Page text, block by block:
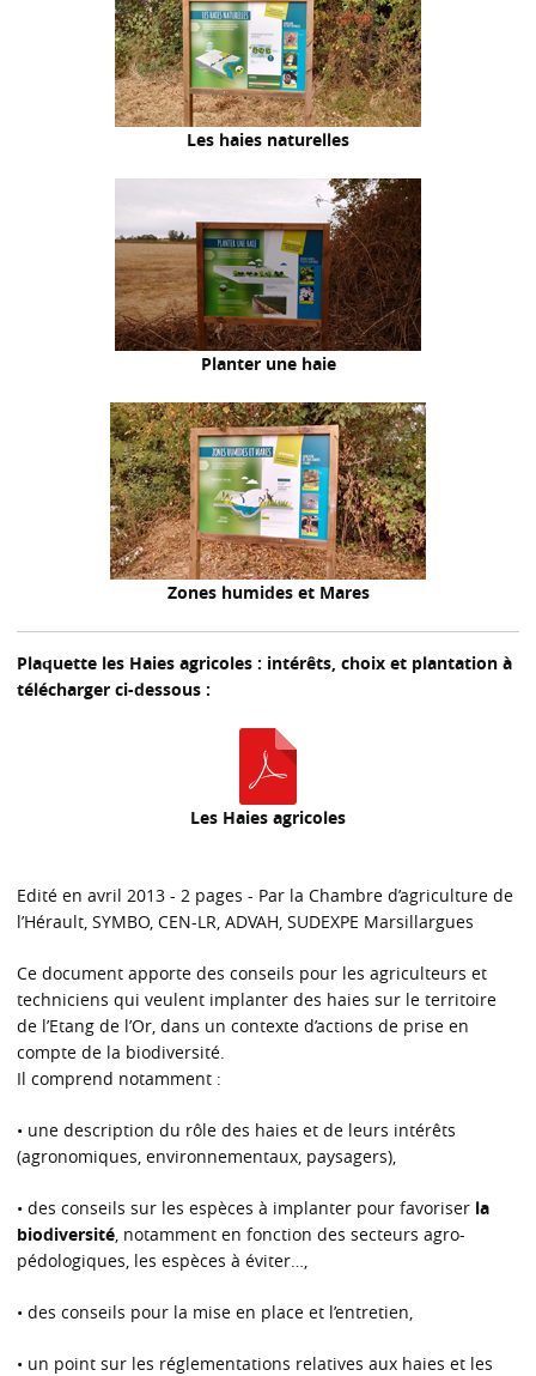
Les haies naturelles
Planter une haie
Zones humides et Mares
Plaquette les Haies agricoles : intérêts, choix et plantation à
télécharger ci-dessous :
Les Haies agricoles
Edité en avril 2013 - 2 pages - Par la Chambre d’agriculture de
l’Hérault, SYMBO, CEN-LR, ADVAH, SUDEXPE Marsillargues
Ce document apporte des conseils pour les agriculteurs et
techniciens qui veulent implanter des haies sur le territoire
de l’Etang de l’Or, dans un contexte d’actions de prise en
compte de la biodiversité.
Il comprend notamment :
• une description du rôle des haies et de leurs intérêts
(agronomiques, environnementaux, paysagers),
• des conseils sur les espèces à implanter pour favoriser la
biodiversité , notamment en fonction des secteurs agro-
pédologiques, les espèces à éviter…,
• des conseils pour la mise en place et l’entretien,
• un point sur les réglementations relatives aux haies et les